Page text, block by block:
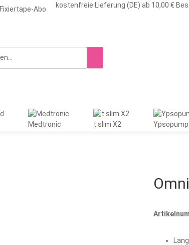
Fixiertape-Abo kostenfreie Lieferung (DE) ab 10,00 €
Medtronic t:slim X2 Ypsopump